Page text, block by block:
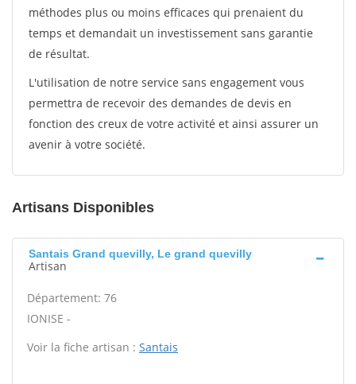
méthodes plus ou moins efficaces qui prenaient du
temps et demandait un investissement sans garantie
de résultat.
L'utilisation de notre service sans engagement vous
permettra de recevoir des demandes de devis en
fonction des creux de votre activité et ainsi assurer un
avenir à votre société.
Artisans Disponibles
Santais Grand quevilly, Le grand quevilly
Artisan
Département: 76
IONISE -
Voir la fiche artisan : Santais